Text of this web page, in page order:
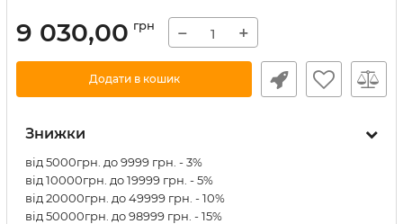
9 030,00 грн − +
Додати в кошик
Знижки
від 5000грн. до 9999 грн. - 3%
від 10000грн. до 19999 грн. - 5%
від 20000грн. до 49999 грн. - 10%
від 50000грн. до 98999 грн. - 15%